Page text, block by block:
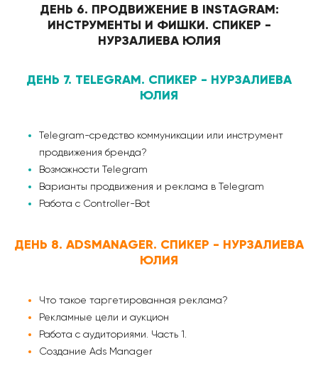
ДЕНЬ 6. ПРОДВИЖЕНИЕ В INSTAGRAM:
ИНСТРУМЕНТЫ И ФИШКИ. СПИКЕР -
НУРЗАЛИЕВА ЮЛИЯ
ДЕНЬ 7. TELEGRAM. СПИКЕР - НУРЗАЛИЕВА
ЮЛИЯ
Telegram-средство коммуникации или инструмент
продвижения бренда?
Возможности Telegram
Варианты продвижения и реклама в Telegram
Работа с Controller-Bot
ДЕНЬ 8. ADSMANAGER. СПИКЕР - НУРЗАЛИЕВА
ЮЛИЯ
Что такое таргетированная реклама?
Рекламные цели и аукцион
Работа с аудиториями. Часть 1.
Создание Ads Manager